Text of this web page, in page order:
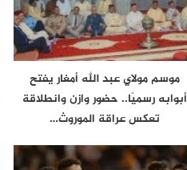
موسم مولاي عبد الله أمغار يفتح
أبوابه رسميًا.. حضور وازن وانطلاقة
تعكس عراقة الموروث…